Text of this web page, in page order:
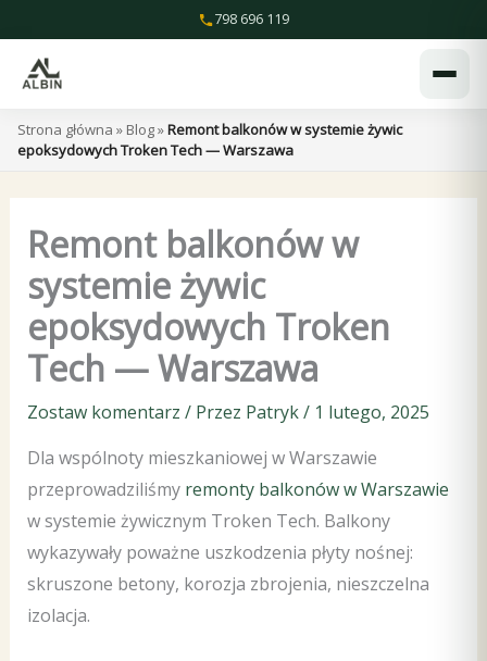
do
treści
798 696 119
Strona główna » Blog»Remont balkonów w systemie żywic
epoksydowych Troken Tech — Warszawa
Remont balkonów w
systemie żywic
epoksydowych Troken
Tech — Warszawa
Zostaw komentarz / Przez Patryk/ 1 lutego, 2025
Dla wspólnoty mieszkaniowej w Warszawie
przeprowadziliśmy remonty balkonów w Warszawie
w systemie żywicznym Troken Tech. Balkony
wykazywały poważne uszkodzenia płyty nośnej:
skruszone betony, korozja zbrojenia, nieszczelna
izolacja.